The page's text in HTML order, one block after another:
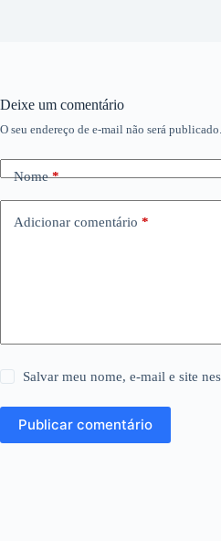
Deixe um comentário
O seu endereço de e-mail não será publicado.
Nome*
Adicionar comentário *
Salvar meu nome, e-mail e site
Publicar comentário